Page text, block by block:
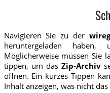
Navigieren Sie zu der
heruntergeladen
Möglicherweise müssen Sie
tippen, um das Zip-Archiv
öffnen. Ein kurzes Tippen
Inhalt anzeigen, was nicht